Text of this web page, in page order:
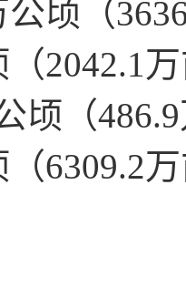
公顷（
2042.1
顷（
6309.2